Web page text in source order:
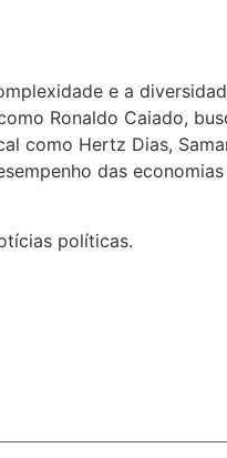
e a
Ronaldo Caiado,
como Hertz Dias,
das
políticas.